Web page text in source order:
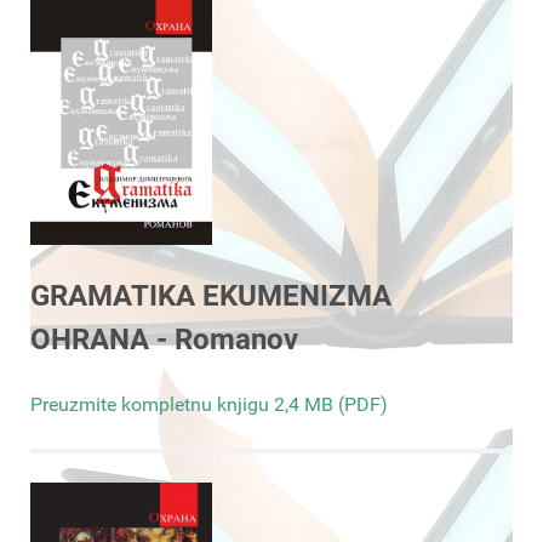
GRAMATIKA EKUMENIZMA
OHRANA - Romanov
Preuzmite kompletnu knjigu 2,4 MB (PDF)